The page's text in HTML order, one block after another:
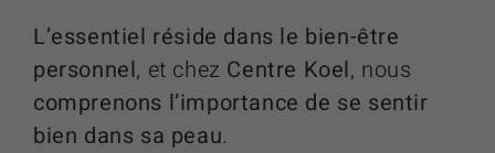
L’essentiel réside dans le bien-être
personnel, et chez Centre Koel, nous
comprenons l’importance de se sentir
bien dans sa peau.